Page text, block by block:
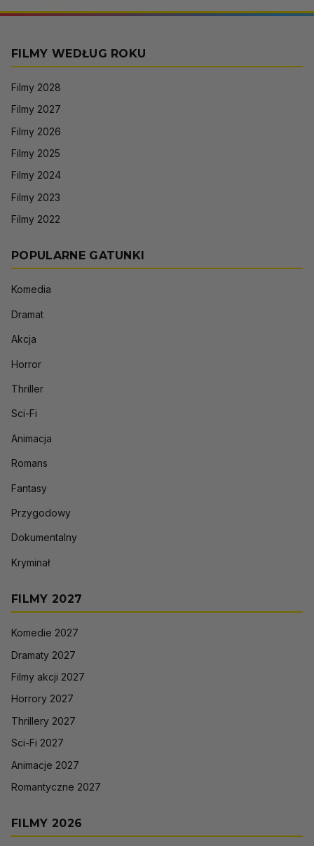
FILMY WEDŁUG ROKU
Filmy 2028
Filmy 2027
Filmy 2026
Filmy 2025
Filmy 2024
Filmy 2023
Filmy 2022
POPULARNE GATUNKI
Komedia
Dramat
Akcja
Horror
Thriller
Sci-Fi
Animacja
Romans
Fantasy
Przygodowy
Dokumentalny
Kryminał
FILMY 2027
Komedie 2027
Dramaty 2027
Filmy akcji 2027
Horrory 2027
Thrillery 2027
Sci-Fi 2027
Animacje 2027
Romantyczne 2027
FILMY 2026